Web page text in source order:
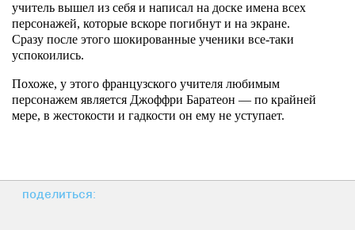
учитель вышел из себя и написал на доске имена всех
персонажей, которые вскоре погибнут и на экране.
Сразу после этого шокированные ученики все-таки
успокоились.
Похоже, у этого французского учителя любимым
персонажем является Джоффри Баратеон — по крайней
мере, в жестокости и гадкости он ему не уступает.
поделиться: